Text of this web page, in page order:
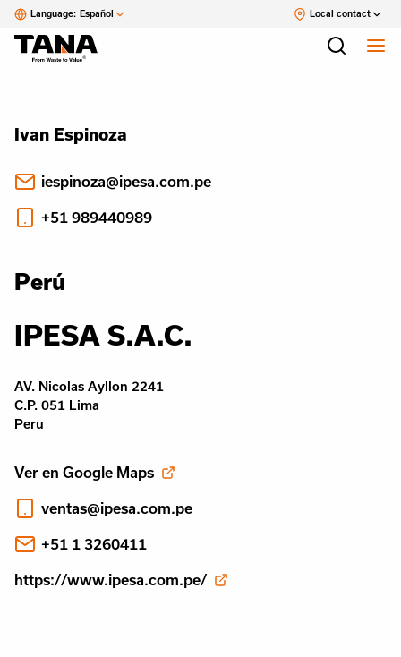
Language: Español Local contact
Ivan Espinoza
iespinoza@ipesa.com.pe
+51 989440989
Perú
IPESA S.A.C.
AV. Nicolas Ayllon 2241
C.P. 051 Lima
Peru
Ver en Google Maps
ventas@ipesa.com.pe
+51 1 3260411
https://www.ipesa.com.pe/